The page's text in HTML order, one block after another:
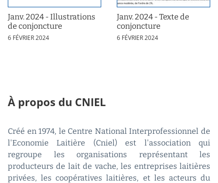
Janv. 2024 - Illustrations
de conjoncture
6 FÉVRIER 2024
Janv. 2024 - Texte de
conjoncture
6 FÉVRIER 2024
À propos du CNIEL
Créé en 1974, le Centre National Interprofessionnel de
l'Economie Laitière (Cniel) est l'association qui
regroupe les organisations représentant les
producteurs de lait de vache, les entreprises laitières
privées, les coopératives laitières, et les acteurs du